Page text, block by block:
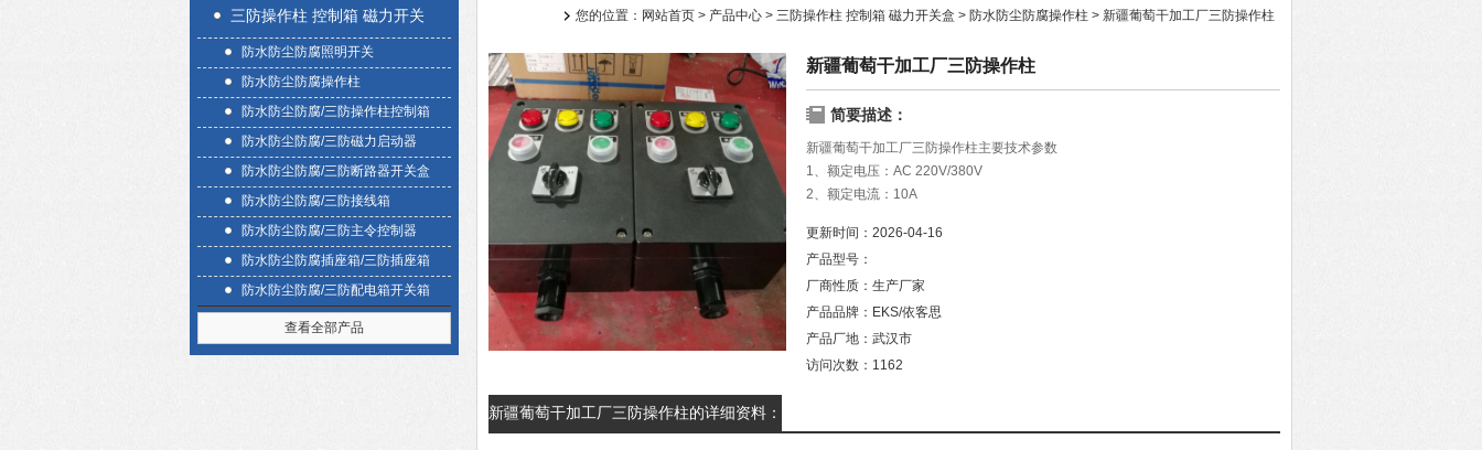
三防操作柱 控制箱 磁力开关
盒防水防尘防腐照明开关
防水防尘防腐操作柱
防水防尘防腐/三防操作柱控制箱
防水防尘防腐/三防磁力启动器
防水防尘防腐/三防断路器开关盒
防水防尘防腐/三防接线箱
防水防尘防腐/三防主令控制器
防水防尘防腐插座箱/三防插座箱
防水防尘防腐/三防配电箱开关箱
查看全部产品
您的位置： 网站首页 > 产品中心 > 三防操作柱 控制箱 磁力开关盒 > 防水防尘防腐操作柱 > 新疆葡萄干加工厂三防操作柱
新疆葡萄干加工厂三防操作柱
简要描述：
新疆葡萄干加工厂三防操作柱主要技术参数
1、额定电压：AC 220V/380V
2、额定电流：10A
4、防护等级：IP65
5、防腐等级：WF1、WF2
6、引入口规格：G3/4“
7、适用电缆外径：φ9mm - φ14mm
8、进线口方向：下进线、上进线、后进线
更新时间： 2026-04-16
产品型号：
厂商性质： 生产厂家
产品品牌： EKS/依客思
产品厂地： 武汉市
访问次数： 1162
新疆葡萄干加工厂三防操作柱的详细资料：